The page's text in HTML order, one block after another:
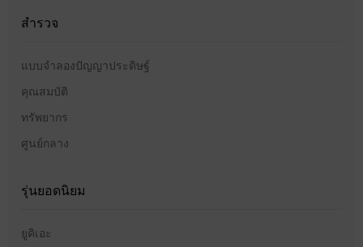
สำรวจ
แบบจำลองปัญญาประดิษฐ์
คุณสมบัติ
ทรัพยากร
ศูนย์กลาง
รุ่นยอดนิยม
ยูคิเอะ